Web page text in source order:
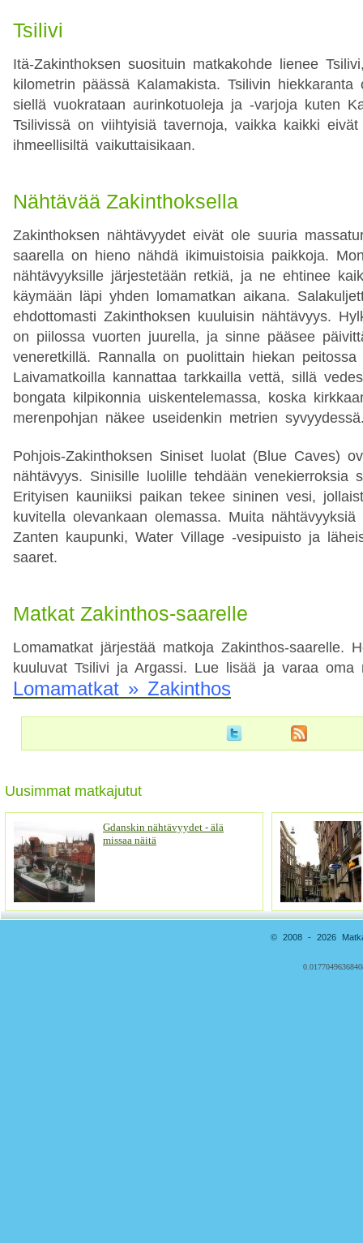
Tsilivi
Itä-Zakinthoksen suosituin matkakohde lienee
kilometrin päässä Kalamakista. Tsilivin
siellä vuokrataan aurinkotuoleja ja -varjoja kuten
Tsilivissä on viihtyisiä tavernoja, vaikka kaikki
ihmeellisiltä vaikuttaisikaan.
Nähtävää Zakinthoksella
Zakinthoksen nähtävyydet eivät ole suuria
saarella on hieno nähdä ikimuistoisia paikkoja.
nähtävyyksille järjestetään retkiä, ja ne ehtinee
käymään läpi yhden lomamatkan aikana.
ehdottomasti Zakinthoksen kuuluisin nähtävyys.
on piilossa vuorten juurella, ja sinne pääsee
veneretkillä. Rannalla on puolittain hiekan
Laivamatkoilla kannattaa tarkkailla vettä, sillä
bongata kilpikonnia uiskentelemassa, koska
merenpohjan näkee useidenkin metrien
Pohjois-Zakinthoksen Siniset luolat (Blue Caves)
nähtävyys. Sinisille luolille tehdään venekierroksia
Erityisen kauniiksi paikan tekee sininen vesi,
kuvitella olevankaan olemassa. Muita
Zanten kaupunki, Water Village -vesipuisto ja
saaret.
Matkat Zakinthos-saarelle
Lomamatkat järjestää matkoja Zakinthos-saarelle.
kuuluvat Tsilivi ja Argassi. Lue lisää ja varaa
Lomamatkat » Zakinthos
Uusimmat matkajutut
Gdanskin nähtävyydet - älä
missaa näitä
© 2008 - 2026